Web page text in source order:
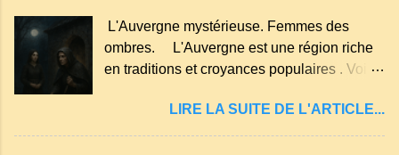
Pas de fioritures ...
sucre un verre de lait, 1 pincée de sel et 30
g de beurre. Commencez par équeuter les
cerises sans les dénoyauter de préférence,
séchez-les sur un torchon.
L'Auvergne mystérieuse. Femmes des
ombres. L'Auvergne est une région riche
en traditions et croyances populaires . Voici
marqué ses campagnes : Superstitions : Le
pain retourné. Quand, à un repas, un des
LIRE LA SUITE DE L'ARTICLE...